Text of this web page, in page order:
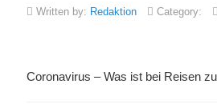
Written by: Redaktion Category:
Coronavirus – Was ist bei Reisen